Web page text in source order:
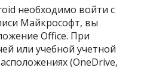
необходимо войти с
Майкрософт, вы
Office. При
или учебной учетной
(OneDrive,